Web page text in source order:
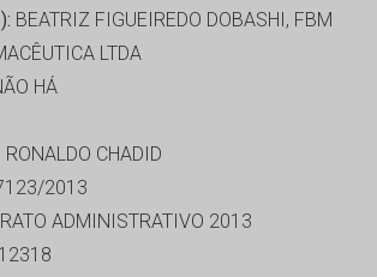
BEATRIZ FIGUEIREDO DOBASHI, FBM
LTDA
HÁ
RONALDO CHADID
2013
ADMINISTRATIVO 2013